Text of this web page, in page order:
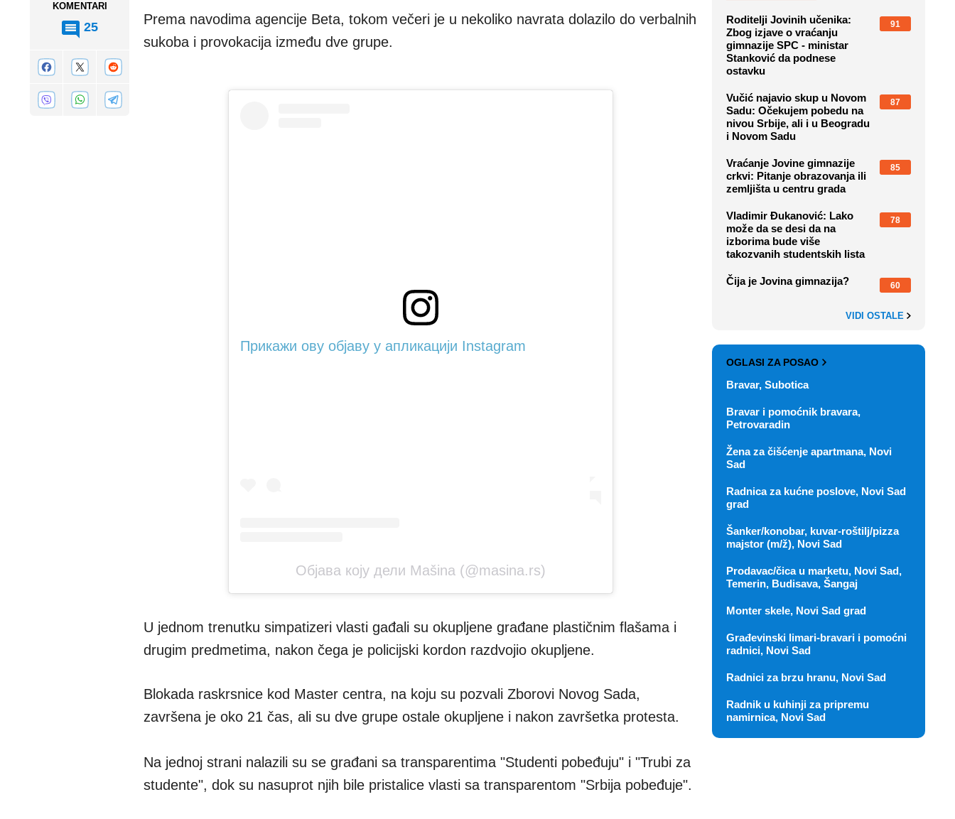
KOMENTARI
25
Prema navodima agencije Beta, tokom večeri je u nekoliko navrata dolazilo do verbalnih
sukoba i provokacija između dve grupe.
Прикажи ову објаву у апликацији Instagram
Објава коју дели Mašina (@masina.rs)
U jednom trenutku simpatizeri vlasti gađali su okupljene građane plastičnim flašama i
drugim predmetima, nakon čega je policijski kordon razdvojio okupljene.
Blokada raskrsnice kod Master centra, na koju su pozvali Zborovi Novog Sada,
završena je oko 21 čas, ali su dve grupe ostale okupljene i nakon završetka protesta.
Na jednoj strani nalazili su se građani sa transparentima "Studenti pobeđuju" i "Trubi za
studente", dok su nasuprot njih bile pristalice vlasti sa transparentom "Srbija pobeđuje".
Roditelji Jovinih učenika:
Zbog izjave o vraćanju
gimnazije SPC - ministar
Stanković da podnese
ostavku
91
Vučić najavio skup u Novom
Sadu: Očekujem pobedu na
nivou Srbije, ali i u Beogradu
i Novom Sadu
87
Vraćanje Jovine gimnazije
crkvi: Pitanje obrazovanja ili
zemljišta u centru grada
85
Vladimir Đukanović: Lako
može da se desi da na
izborima bude više
takozvanih studentskih lista
78
Čija je Jovina gimnazija? 60
VIDI OSTALE
OGLASI ZA POSAO
Bravar, Subotica
Bravar i pomoćnik bravara,
Petrovaradin
Žena za čišćenje apartmana, Novi
Sad
Radnica za kućne poslove, Novi Sad
grad
Šanker/konobar, kuvar-roštilj/pizza
majstor (m/ž), Novi Sad
Prodavac/čica u marketu, Novi Sad,
Temerin, Budisava, Šangaj
Monter skele, Novi Sad grad
Građevinski limari-bravari i pomoćni
radnici, Novi Sad
Radnici za brzu hranu, Novi Sad
Radnik u kuhinji za pripremu
namirnica, Novi Sad